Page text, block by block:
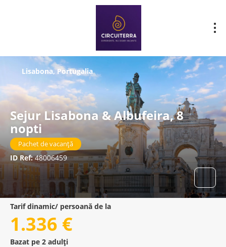
Sejur Lisabona & Albufeira, 8
nopti
Pachet de vacanță
ID Ref:48006459
Lisabona, Portugalia
Tarif dinamic/ persoană de la
1.336 €
Bazat pe 2 adulți